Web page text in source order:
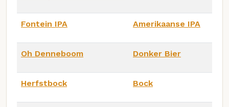
Fontein IPA Amerikaanse IPA
Oh Denneboom Donker Bier
Herfstbock Bock